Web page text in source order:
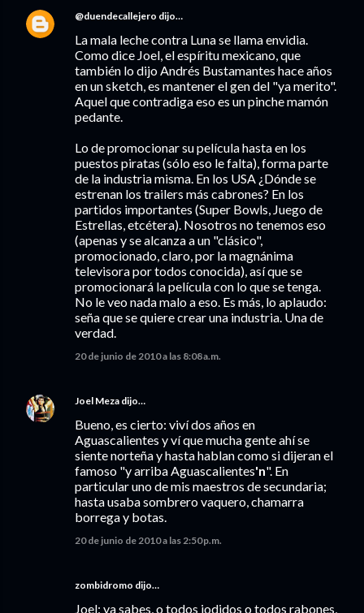
@duendecallejero dijo…
La mala leche contra Luna se llama envidia.
Como dice Joel, el espíritu mexicano, que
también lo dijo Andrés Bustamantes hace años
en un sketch, es mantener el gen del "ya merito".
Aquel que contradiga eso es un pinche mamón
pedante.
Lo de promocionar su película hasta en los
puestos piratas (sólo eso le falta), forma parte
de la industria misma. En los USA ¿Dónde se
estrenan los trailers más cabrones? En los
partidos importantes (Super Bowls, Juego de
Estrellas, etcétera). Nosotros no tenemos eso
(apenas y se alcanza a un "clásico",
promocionado, claro, por la magnánima
televisora por todos conocida), así que se
promocionará la película con lo que se tenga.
No le veo nada malo a eso. Es más, lo aplaudo:
seña que se quiere crear una industria. Una de
verdad.
20 de junio de 2010 a las 8:08 a.m.
Joel Meza dijo…
Bueno, es cierto: viví dos años en
Aguascalientes y ví que mucha gente ahí se
siente norteña y hasta hablan como si dijeran el
famoso "y arriba Aguascalientes'n". En
particular uno de mis maestros de secundaria;
hasta usaba sombrero vaquero, chamarra
borrega y botas.
20 de junio de 2010 a las 2:50 p.m.
zombidromo dijo…
Joel: ya sabes, o todos jodidos o todos rabones,